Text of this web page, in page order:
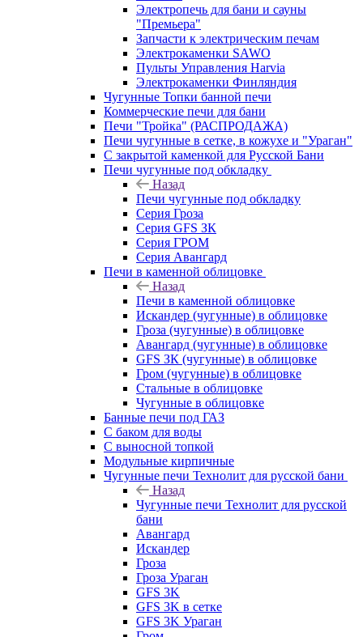
Электропечь для бани и сауны
"Премьера"
Запчасти к электрическим печам
Электрокаменки SAWO
Пульты Управления Harvia
Электрокаменки Финляндия
Чугунные Топки банной печи
Коммерческие печи для бани
Печи "Тройка" (РАСПРОДАЖА)
Печи чугунные в сетке, в кожухе и "Ураган"
С закрытой каменкой для Русской Бани
Печи чугунные под обкладку
Назад
Печи чугунные под обкладку
Серия Гроза
Серия GFS ЗК
Серия ГРОМ
Серия Авангард
Печи в каменной облицовке
Назад
Печи в каменной облицовке
Искандер (чугунные) в облицовке
Гроза (чугунные) в облицовке
Авангард (чугунные) в облицовке
GFS ЗК (чугунные) в облицовке
Гром (чугунные) в облицовке
Стальные в облицовке
Чугунные в облицовке
Банные печи под ГАЗ
С баком для воды
С выносной топкой
Модульные кирпичные
Чугунные печи Технолит для русской бани
Назад
Чугунные печи Технолит для русской
бани
Авангард
Искандер
Гроза
Гроза Ураган
GFS 3K
GFS 3K в сетке
GFS 3K Ураган